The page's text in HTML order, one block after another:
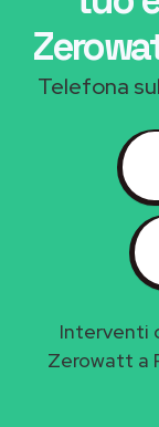
Telefona
Interventi
Zerowatt a